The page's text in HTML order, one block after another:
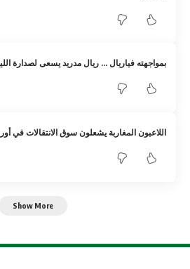
بمواجهته فياريال … ريال مدريد يسعى لصدارة
اللاعبون المغاربة يشعلون سوق الانتقالات في
Show More